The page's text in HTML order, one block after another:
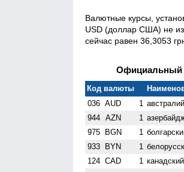
Валютные курсы,
USD (доллар США) не
сейчас равен 36,3053
Официальный
Код валюты
036 AUD 1
944 AZN 1
975 BGN 1
933 BYN 1
124 CAD 1